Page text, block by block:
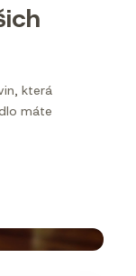
která
máte